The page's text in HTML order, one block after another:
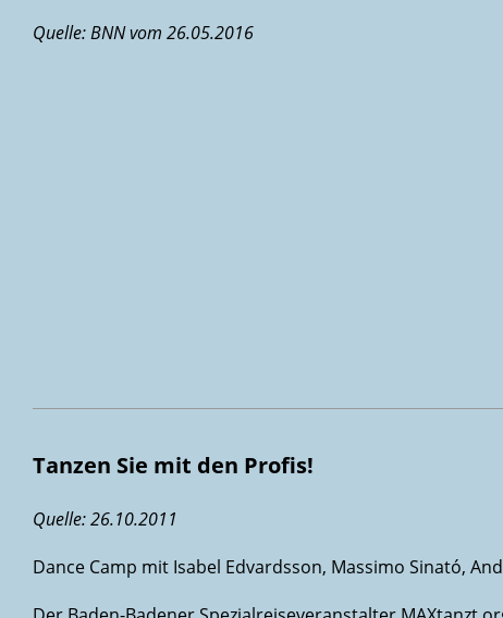
Quelle: BNN vom 26.05.2016
Tanzen Sie mit den Profis!
Quelle: 26.10.2011
Dance Camp mit Isabel Edvardsson, Massimo Sinató,